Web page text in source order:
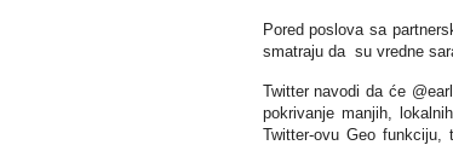
Pored poslova sa
smatraju da su vredne
Twitter navodi da će
pokrivanje manjih,
Twitter-ovu Geo